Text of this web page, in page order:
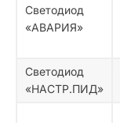
Светодиод
«АВАРИЯ»
Светодиод
«НАСТР.ПИД»